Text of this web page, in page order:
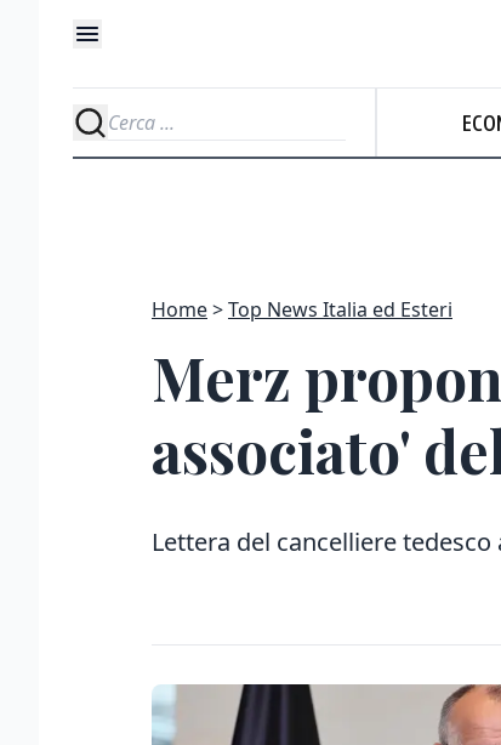
Home Top News Italia ed Esteri
Merz
associato'
Lettera del cancelliere tedesco